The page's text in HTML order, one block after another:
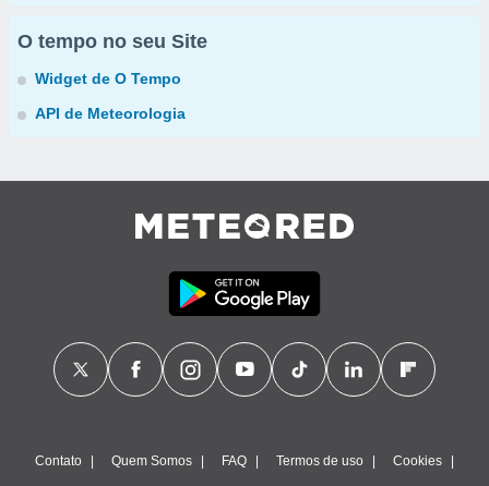
O tempo no seu Site
Widget de O Tempo
API de Meteorologia
Contato Quem Somos FAQ Termos de uso Cookies